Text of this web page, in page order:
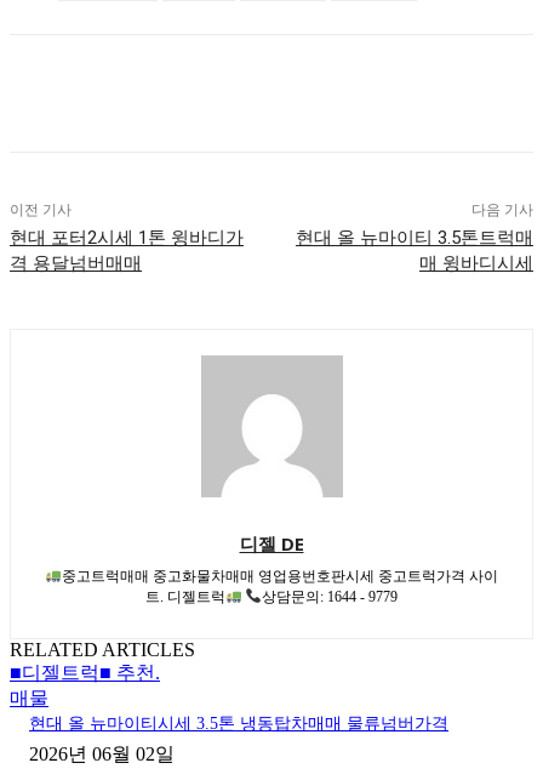
이전 기사
현대 포터2시세 1톤 윙바디가
격 용달넘버매매
다음 기사
현대 올 뉴마이티 3.5톤트럭매
매 윙바디시세
디젤 DE
중고트럭매매 중고화물차매매 영업용번호판시세 중고트럭가격 사이
트. 디젤트럭
상담문의: 1644 - 9779
RELATED ARTICLES
■디젤트럭■ 추천.
매물
현대 올 뉴마이티시세 3.5톤 냉동탑차매매 물류넘버가격
2026년 06월 02일